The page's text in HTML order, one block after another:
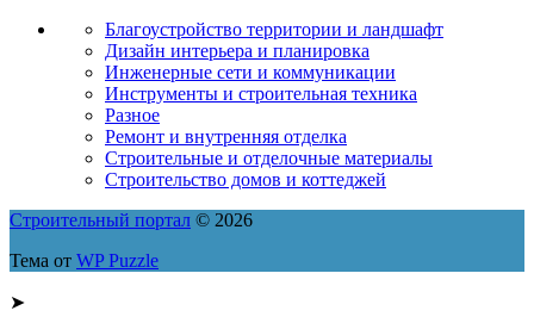
Благоустройство территории и ландшафт
Дизайн интерьера и планировка
Инженерные сети и коммуникации
Инструменты и строительная техника
Разное
Ремонт и внутренняя отделка
Строительные и отделочные материалы
Строительство домов и коттеджей
Строительный портал © 2026
Тема от WP Puzzle
➤